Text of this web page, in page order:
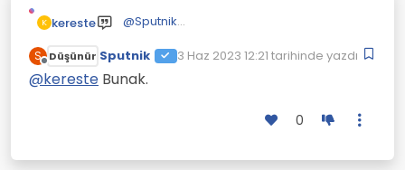
K kereste @Sputnik
S
Çevrimdışı
Düşünür Sputnik 3 Haz 2023 12:21 tarihinde yazdı
Son düzenleyen:
@kereste Bunak.
0